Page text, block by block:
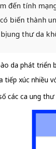
đến tính
biến thành
ung thư da
da phát triển
xúc nhiều
các ca ung